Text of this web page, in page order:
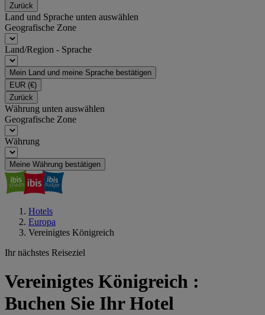
Zurück
Land und Sprache unten auswählen
Geografische Zone
Land/Region - Sprache
Mein Land und meine Sprache bestätigen
EUR (€)
Zurück
Währung unten auswählen
Geografische Zone
Währung
Meine Währung bestätigen
Hotels
Europa
Vereinigtes Königreich
Ihr nächstes Reiseziel
Vereinigtes Königreich :
Buchen Sie Ihr Hotel